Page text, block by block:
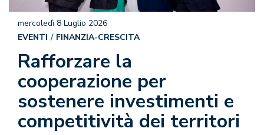
Rafforzare la
cooperazione per
sostenere investimenti e
competitività dei territori
mercoledì 8 Luglio 2026
EVENTI
FINANZIA-CRESCITA